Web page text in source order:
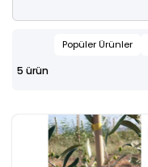
Popüler Ürünler
5 ürün